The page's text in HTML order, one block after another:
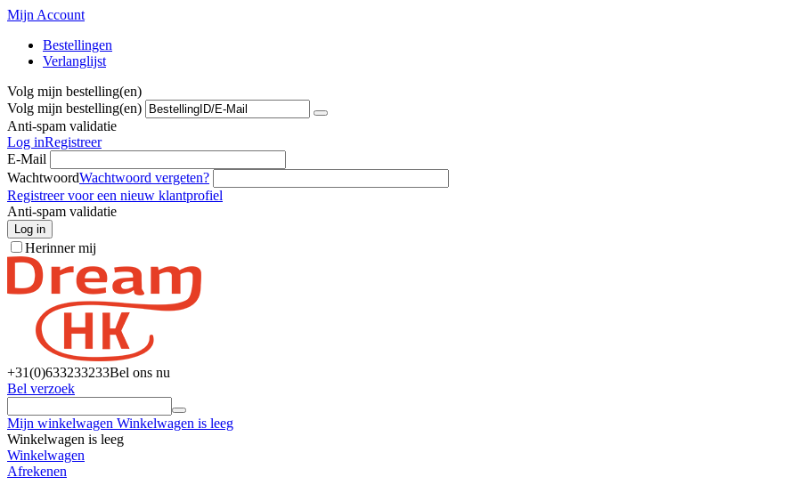
Mijn Account
Bestellingen
Verlanglijst
Volg mijn bestelling(en)
Volg mijn bestelling(en)
Anti-spam validatie
Log inRegistreer
E-Mail
WachtwoordWachtwoord vergeten?
Registreer voor een nieuw klantprofiel
Anti-spam validatie
Log in
Herinner mij
+31(0)633233233Bel ons nu
Bel verzoek
Mijn winkelwagen Winkelwagen is leeg
Winkelwagen is leeg
Winkelwagen
Afrekenen